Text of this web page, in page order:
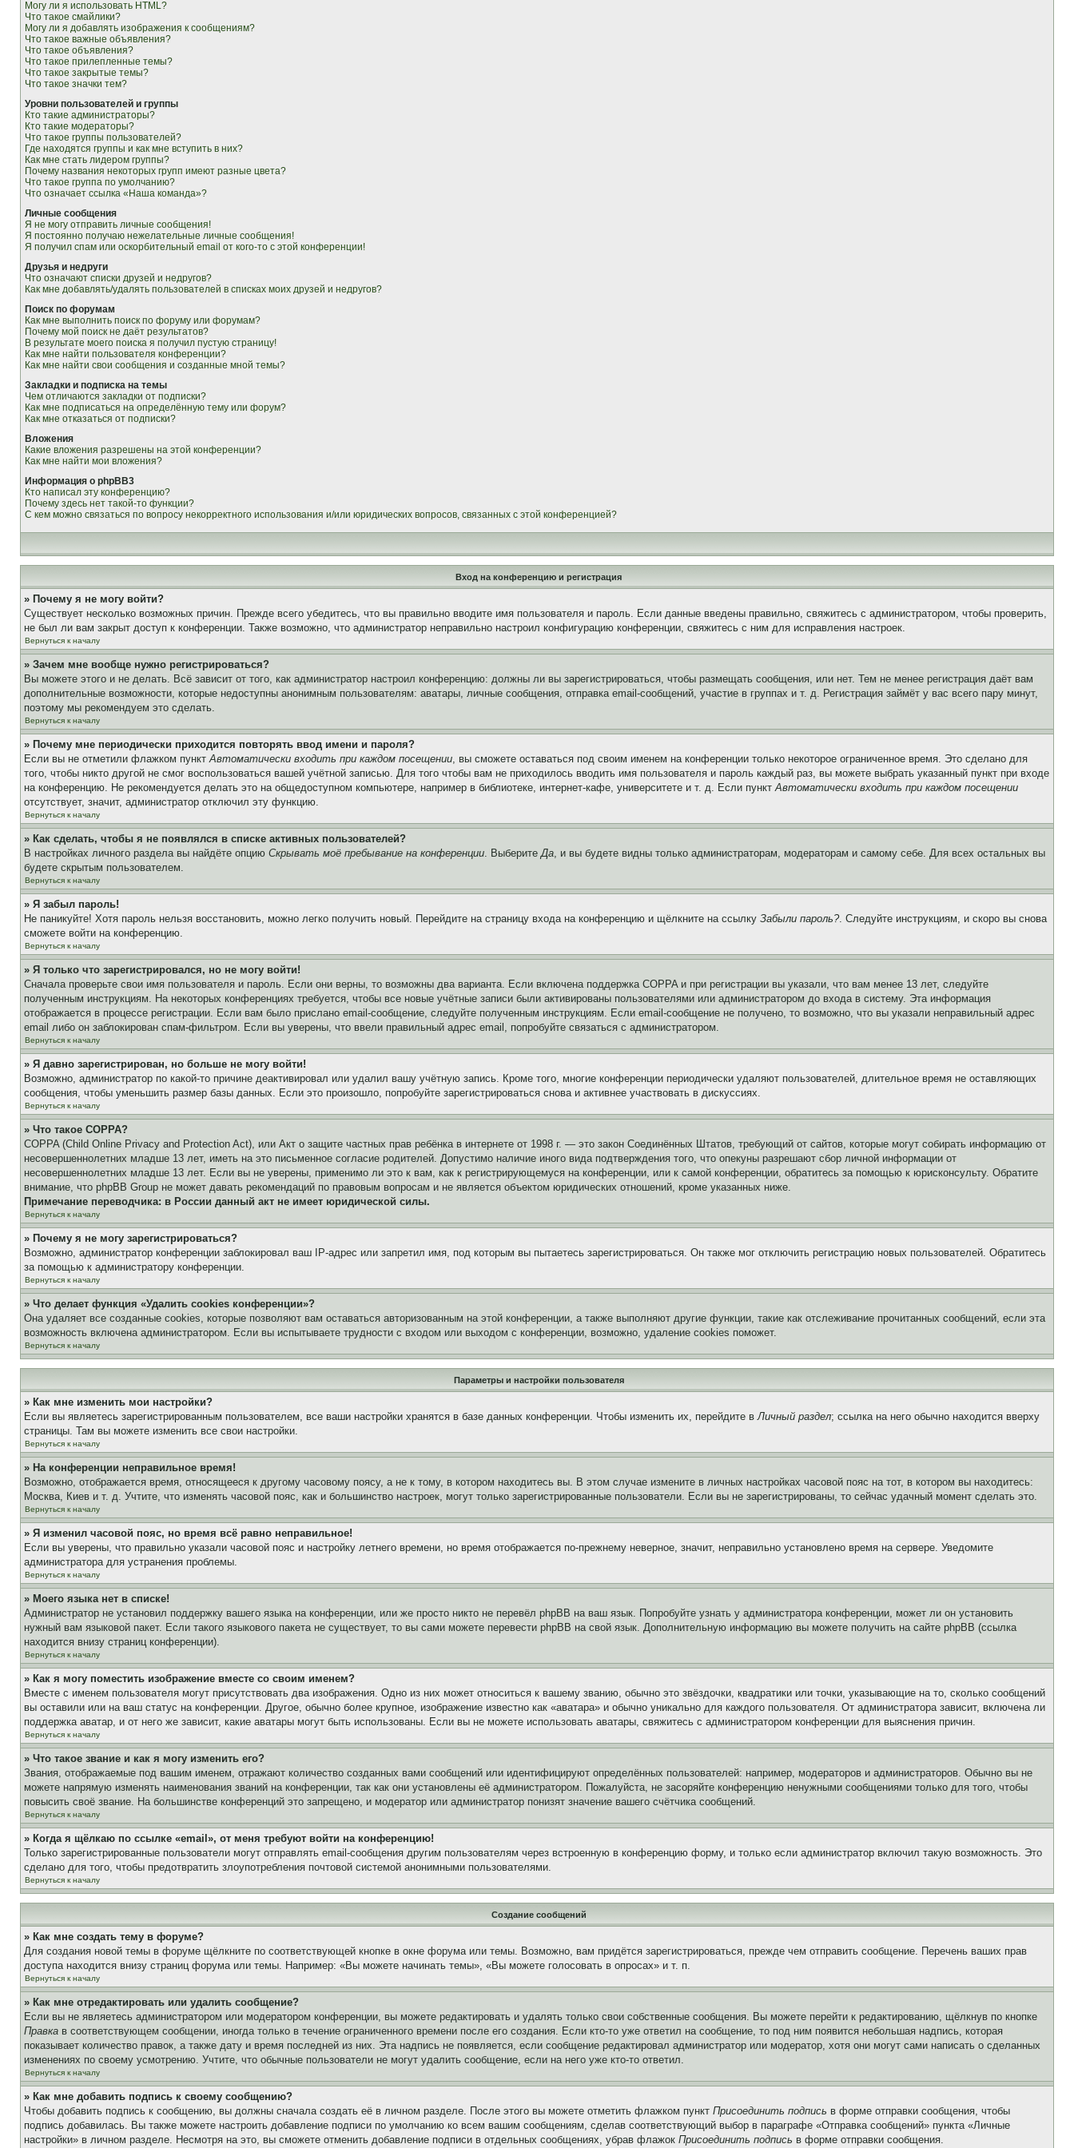
Могу ли я использовать HTML?
Что такое смайлики?
Могу ли я добавлять изображения к сообщениям?
Что такое важные объявления?
Что такое объявления?
Что такое прилепленные темы?
Что такое закрытые темы?
Что такое значки тем?
Уровни пользователей и группы
Кто такие администраторы?
Кто такие модераторы?
Что такое группы пользователей?
Где находятся группы и как мне вступить в них?
Как мне стать лидером группы?
Почему названия некоторых групп имеют разные цвета?
Что такое группа по умолчанию?
Что означает ссылка «Наша команда»?
Личные сообщения
Я не могу отправить личные сообщения!
Я постоянно получаю нежелательные личные сообщения!
Я получил спам или оскорбительный email от кого-то с этой конференции!
Друзья и недруги
Что означают списки друзей и недругов?
Как мне добавлять/удалять пользователей в списках моих друзей и недругов?
Поиск по форумам
Как мне выполнить поиск по форуму или форумам?
Почему мой поиск не даёт результатов?
В результате моего поиска я получил пустую страницу!
Как мне найти пользователя конференции?
Как мне найти свои сообщения и созданные мной темы?
Закладки и подписка на темы
Чем отличаются закладки от подписки?
Как мне подписаться на определённую тему или форум?
Как мне отказаться от подписки?
Вложения
Какие вложения разрешены на этой конференции?
Как мне найти мои вложения?
Информация о phpBB3
Кто написал эту конференцию?
Почему здесь нет такой-то функции?
С кем можно связаться по вопросу некорректного использования и/или юридических вопросов, связанных с этой конференцией?
Вход на конференцию и регистрация
» Почему я не могу войти?
Существует несколько возможных причин. Прежде всего убедитесь, что вы правильно вводите имя пользователя и пароль. Если данные введены правильно, свяжитесь с администратором, чтобы проверить,
не был ли вам закрыт доступ к конференции. Также возможно, что администратор неправильно настроил конфигурацию конференции, свяжитесь с ним для исправления настроек.
Вернуться к началу
» Зачем мне вообще нужно регистрироваться?
Вы можете этого и не делать. Всё зависит от того, как администратор настроил конференцию: должны ли вы зарегистрироваться, чтобы размещать сообщения, или нет. Тем не менее регистрация даёт вам
дополнительные возможности, которые недоступны анонимным пользователям: аватары, личные сообщения, отправка email-сообщений, участие в группах и т. д. Регистрация займёт у вас всего пару минут,
поэтому мы рекомендуем это сделать.
Вернуться к началу
» Почему мне периодически приходится повторять ввод имени и пароля?
Если вы не отметили флажком пунктАвтоматически входить при каждом посещении, вы сможете оставаться под своим именем на конференции только некоторое ограниченное время. Это сделано для
того, чтобы никто другой не смог воспользоваться вашей учётной записью. Для того чтобы вам не приходилось вводить имя пользователя и пароль каждый раз, вы можете выбрать указанный пункт при входе
на конференцию. Не рекомендуется делать это на общедоступном компьютере, например в библиотеке, интернет-кафе, университете и т. д. Если пунктАвтоматически входить при каждом посещении
отсутствует, значит, администратор отключил эту функцию.
Вернуться к началу
» Как сделать, чтобы я не появлялся в списке активных пользователей?
В настройках личного раздела вы найдёте опцию Скрывать моё пребывание на конференции. ВыберитеДа, и вы будете видны только администраторам, модераторам и самому себе. Для всех остальных вы
будете скрытым пользователем.
Вернуться к началу
» Я забыл пароль!
Не паникуйте! Хотя пароль нельзя восстановить, можно легко получить новый. Перейдите на страницу входа на конференцию и щёлкните на ссылку Забыли пароль?. Следуйте инструкциям, и скоро вы снова
сможете войти на конференцию.
Вернуться к началу
» Я только что зарегистрировался, но не могу войти!
Сначала проверьте свои имя пользователя и пароль. Если они верны, то возможны два варианта. Если включена поддержка COPPA и при регистрации вы указали, что вам менее 13 лет, следуйте
полученным инструкциям. На некоторых конференциях требуется, чтобы все новые учётные записи были активированы пользователями или администратором до входа в систему. Эта информация
отображается в процессе регистрации. Если вам было прислано email-сообщение, следуйте полученным инструкциям. Если email-сообщение не получено, то возможно, что вы указали неправильный адрес
email либо он заблокирован спам-фильтром. Если вы уверены, что ввели правильный адрес email, попробуйте связаться с администратором.
Вернуться к началу
» Я давно зарегистрирован, но больше не могу войти!
Возможно, администратор по какой-то причине деактивировал или удалил вашу учётную запись. Кроме того, многие конференции периодически удаляют пользователей, длительное время не оставляющих
сообщения, чтобы уменьшить размер базы данных. Если это произошло, попробуйте зарегистрироваться снова и активнее участвовать в дискуссиях.
Вернуться к началу
» Что такое COPPA?
COPPA (Child Online Privacy and Protection Act), или Акт о защите частных прав ребёнка в интернете от 1998 г. — это закон Соединённых Штатов, требующий от сайтов, которые могут собирать информацию от
несовершеннолетних младше 13 лет, иметь на это письменное согласие родителей. Допустимо наличие иного вида подтверждения того, что опекуны разрешают сбор личной информации от
несовершеннолетних младше 13 лет. Если вы не уверены, применимо ли это к вам, как к регистрирующемуся на конференции, или к самой конференции, обратитесь за помощью к юрисконсульту. Обратите
внимание, что phpBB Group не может давать рекомендаций по правовым вопросам и не является объектом юридических отношений, кроме указанных ниже.
Примечание переводчика: в России данный акт не имеет юридической силы.
Вернуться к началу
» Почему я не могу зарегистрироваться?
Возможно, администратор конференции заблокировал ваш IP-адрес или запретил имя, под которым вы пытаетесь зарегистрироваться. Он также мог отключить регистрацию новых пользователей. Обратитесь
за помощью к администратору конференции.
Вернуться к началу
» Что делает функция «Удалить cookies конференции»?
Она удаляет все созданные cookies, которые позволяют вам оставаться авторизованным на этой конференции, а также выполняют другие функции, такие как отслеживание прочитанных сообщений, если эта
возможность включена администратором. Если вы испытываете трудности с входом или выходом с конференции, возможно, удаление cookies поможет.
Вернуться к началу
Параметры и настройки пользователя
» Как мне изменить мои настройки?
Если вы являетесь зарегистрированным пользователем, все ваши настройки хранятся в базе данных конференции. Чтобы изменить их, перейдите вЛичный раздел; ссылка на него обычно находится вверху
страницы. Там вы можете изменить все свои настройки.
Вернуться к началу
» На конференции неправильное время!
Возможно, отображается время, относящееся к другому часовому поясу, а не к тому, в котором находитесь вы. В этом случае измените в личных настройках часовой пояс на тот, в котором вы находитесь:
Москва, Киев и т. д. Учтите, что изменять часовой пояс, как и большинство настроек, могут только зарегистрированные пользователи. Если вы не зарегистрированы, то сейчас удачный момент сделать это.
Вернуться к началу
» Я изменил часовой пояс, но время всё равно неправильное!
Если вы уверены, что правильно указали часовой пояс и настройку летнего времени, но время отображается по-прежнему неверное, значит, неправильно установлено время на сервере. Уведомите
администратора для устранения проблемы.
Вернуться к началу
» Моего языка нет в списке!
Администратор не установил поддержку вашего языка на конференции, или же просто никто не перевёл phpBB на ваш язык. Попробуйте узнать у администратора конференции, может ли он установить
нужный вам языковой пакет. Если такого языкового пакета не существует, то вы сами можете перевести phpBB на свой язык. Дополнительную информацию вы можете получить на сайте phpBB (ссылка
находится внизу страниц конференции).
Вернуться к началу
» Как я могу поместить изображение вместе со своим именем?
Вместе с именем пользователя могут присутствовать два изображения. Одно из них может относиться к вашему званию, обычно это звёздочки, квадратики или точки, указывающие на то, сколько сообщений
вы оставили или на ваш статус на конференции. Другое, обычно более крупное, изображение известно как «аватара» и обычно уникально для каждого пользователя. От администратора зависит, включена ли
поддержка аватар, и от него же зависит, какие аватары могут быть использованы. Если вы не можете использовать аватары, свяжитесь с администратором конференции для выяснения причин.
Вернуться к началу
» Что такое звание и как я могу изменить его?
Звания, отображаемые под вашим именем, отражают количество созданных вами сообщений или идентифицируют определённых пользователей: например, модераторов и администраторов. Обычно вы не
можете напрямую изменять наименования званий на конференции, так как они установлены её администратором. Пожалуйста, не засоряйте конференцию ненужными сообщениями только для того, чтобы
повысить своё звание. На большинстве конференций это запрещено, и модератор или администратор понизят значение вашего счётчика сообщений.
Вернуться к началу
» Когда я щёлкаю по ссылке «email», от меня требуют войти на конференцию!
Только зарегистрированные пользователи могут отправлять email-сообщения другим пользователям через встроенную в конференцию форму, и только если администратор включил такую возможность. Это
сделано для того, чтобы предотвратить злоупотребления почтовой системой анонимными пользователями.
Вернуться к началу
Создание сообщений
» Как мне создать тему в форуме?
Для создания новой темы в форуме щёлкните по соответствующей кнопке в окне форума или темы. Возможно, вам придётся зарегистрироваться, прежде чем отправить сообщение. Перечень ваших прав
доступа находится внизу страниц форума или темы. Например: «Вы можете начинать темы», «Вы можете голосовать в опросах» и т. п.
Вернуться к началу
» Как мне отредактировать или удалить сообщение?
Если вы не являетесь администратором или модератором конференции, вы можете редактировать и удалять только свои собственные сообщения. Вы можете перейти к редактированию, щёлкнув по кнопке
Правка в соответствующем сообщении, иногда только в течение ограниченного времени после его создания. Если кто-то уже ответил на сообщение, то под ним появится небольшая надпись, которая
показывает количество правок, а также дату и время последней из них. Эта надпись не появляется, если сообщение редактировал администратор или модератор, хотя они могут сами написать о сделанных
изменениях по своему усмотрению. Учтите, что обычные пользователи не могут удалить сообщение, если на него уже кто-то ответил.
Вернуться к началу
» Как мне добавить подпись к своему сообщению?
Чтобы добавить подпись к сообщению, вы должны сначала создать её в личном разделе. После этого вы можете отметить флажком пункт Присоединить подпись в форме отправки сообщения, чтобы
подпись добавилась. Вы также можете настроить добавление подписи по умолчанию ко всем вашим сообщениям, сделав соответствующий выбор в параграфе «Отправка сообщений» пункта «Личные
настройки» в личном разделе. Несмотря на это, вы сможете отменить добавление подписи в отдельных сообщениях, убрав флажок Присоединить подпись в форме отправки сообщения.